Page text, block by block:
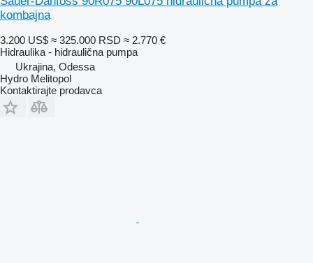
kombajna
3.200 US$ ≈ 325.000 RSD ≈ 2.770 €
Hidraulika - hidraulična pumpa
Ukrajina, Odessa
Hydro Melitopol
Kontaktirajte prodavca